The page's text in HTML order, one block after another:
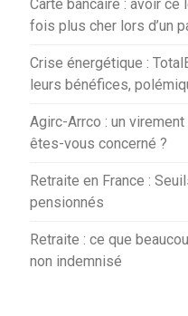
Carte bancaire : avoir ce
fois plus cher lors d’un
Crise énergétique :
leurs bénéfices,
Agirc-Arrco : un
êtes-vous concerné ?
Retraite en France :
pensionnés
Retraite : ce que
non indemnisé